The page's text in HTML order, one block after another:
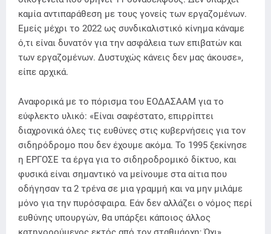
καμία αντιπαράθεση με τους γονείς των εργαζομένων.
Εμείς μέχρι το 2022 ως συνδικαλιστικό κίνημα κάναμε
ό,τι είναι δυνατόν για την ασφάλεια των επιβατών και
των εργαζομένων. Δυστυχώς κάνεις δεν μας άκουσε»,
είπε αρχικά.
Αναφορικά με το πόρισμα του ΕΟΔΑΣΑΑΜ για το
εύφλεκτο υλικό: «Είναι σαφέστατο, επιρρίπτει
διαχρονικά όλες τις ευθύνες στις κυβερνήσεις για τον
σιδηρόδρομο που δεν έχουμε ακόμα. Το 1995 ξεκίνησε
η ΕΡΓΟΣΕ τα έργα για το σιδηροδρομικό δίκτυο, και
φυσικά είναι σημαντικό να μείνουμε στα αίτια που
οδήγησαν τα 2 τρένα σε μια γραμμή και να μην μιλάμε
μόνο για την πυρόσφαιρα. Εάν δεν αλλάζει ο νόμος περί
ευθύνης υπουργών, θα υπάρξει κάποιος άλλος